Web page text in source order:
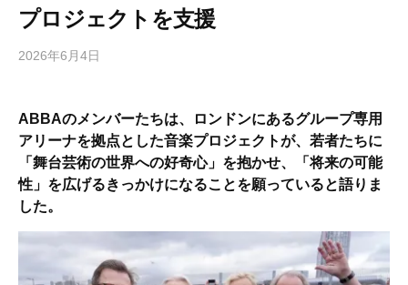
プロジェクトを支援
2026年6月4日
i
g
a
s
i
y
a
の
コ
メ
ン
ABBAのメンバーたちは、ロンドンにあるグループ専用
アリーナを拠点とした音楽プロジェクトが、若者たちに
「舞台芸術の世界への好奇心」を抱かせ、「将来の可能
性」を広げるきっかけになることを願っていると語りま
した。